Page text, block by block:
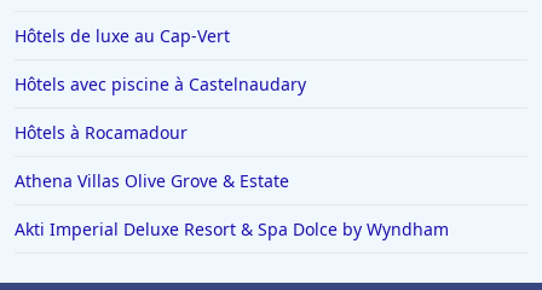
Hôtels de luxe au Cap-Vert
Hôtels avec piscine à Castelnaudary
Hôtels à Rocamadour
Athena Villas Olive Grove & Estate
Akti Imperial Deluxe Resort & Spa Dolce by Wyndham